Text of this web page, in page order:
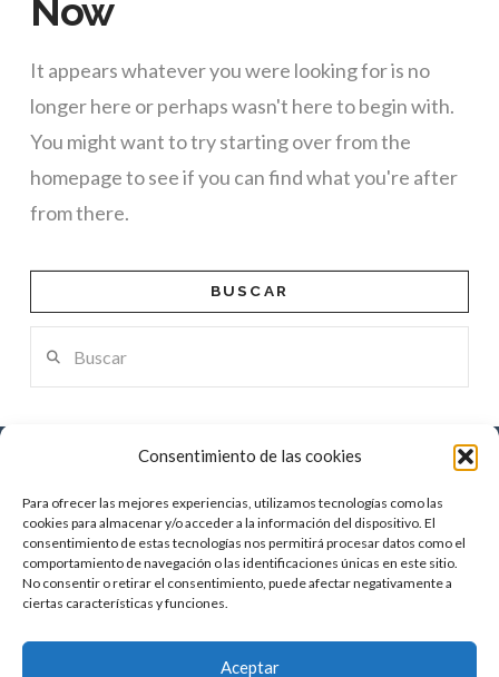
Consentimiento de las cookies
Para ofrecer las mejores experiencias, utilizamos tecnologías como las
cookies para almacenar y/o acceder a la información del dispositivo. El
consentimiento de estas tecnologías nos permitirá procesar datos como el
comportamiento de navegación o las identificaciones únicas en este sitio.
No consentir o retirar el consentimiento, puede afectar negativamente a
ciertas características y funciones.
Aceptar
Now
It appears whatever you were looking for is no
longer here or perhaps wasn't here to begin with.
You might want to try starting over from the
homepage to see if you can find what you're after
from there.
BUSCAR
Laforet Group S.L.
Agencia de Viajes GC-004159
CIF B55239966
Francesc Pérez Cabrero 7, Estd.
08021 Barcelona | España
Condiciones legales Política de cookies